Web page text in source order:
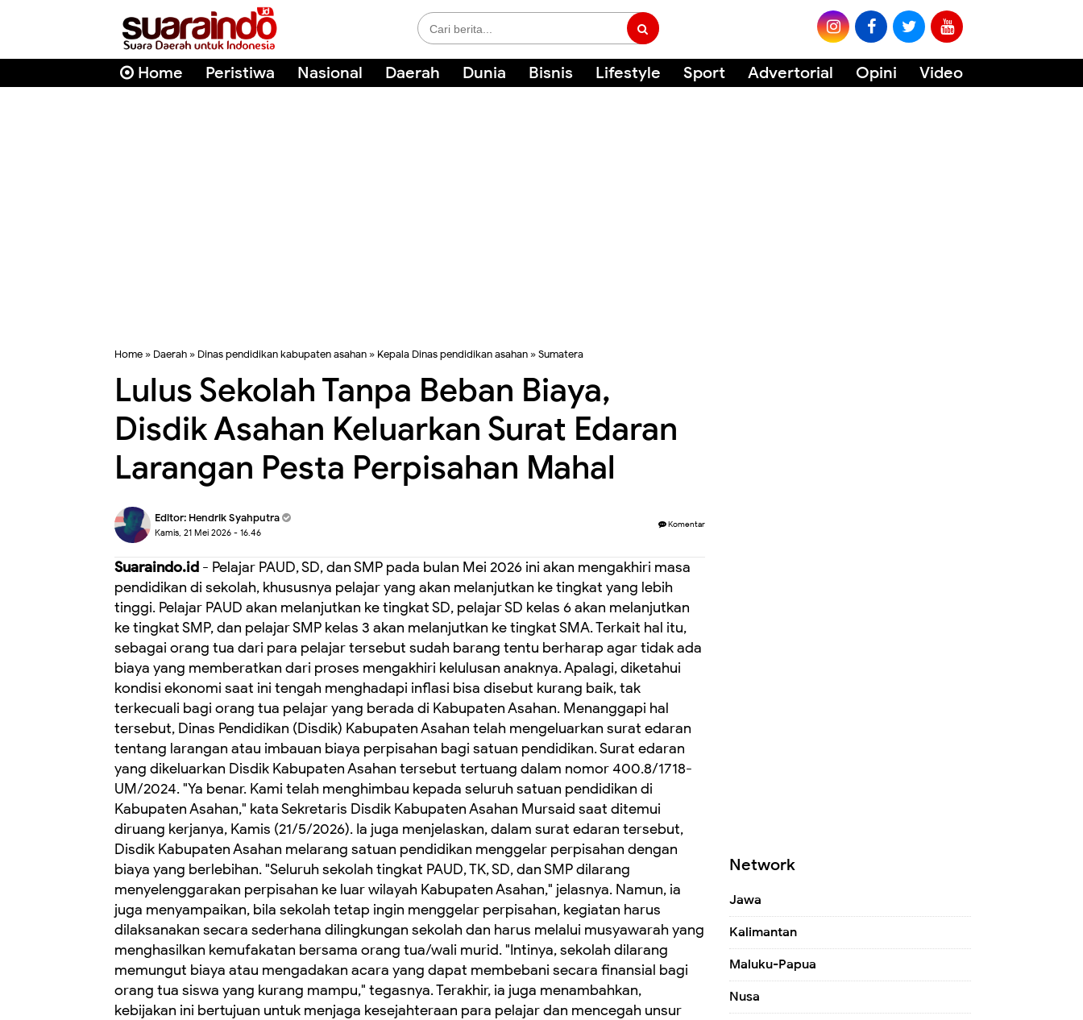
Home Peristiwa Nasional Daerah Dunia Bisnis Lifestyle Sport Advertorial Opini Video
Home » Daerah » Dinas pendidikan kabupaten asahan » Kepala Dinas pendidikan asahan »Sumatera
Lulus Sekolah Tanpa Beban Biaya,
Disdik Asahan Keluarkan Surat Edaran
Larangan Pesta Perpisahan Mahal
Editor: Hendrik Syahputra
Kamis, 21 Mei 2026 - 16.46
Komentar
Suaraindo.id - Pelajar PAUD, SD, dan SMP pada bulan Mei 2026 ini akan mengakhiri masa
pendidikan di sekolah, khususnya pelajar yang akan melanjutkan ke tingkat yang lebih
tinggi. Pelajar PAUD akan melanjutkan ke tingkat SD, pelajar SD kelas 6 akan melanjutkan
ke tingkat SMP, dan pelajar SMP kelas 3 akan melanjutkan ke tingkat SMA. Terkait hal itu,
sebagai orang tua dari para pelajar tersebut sudah barang tentu berharap agar tidak ada
biaya yang memberatkan dari proses mengakhiri kelulusan anaknya. Apalagi, diketahui
kondisi ekonomi saat ini tengah menghadapi inflasi bisa disebut kurang baik, tak
terkecuali bagi orang tua pelajar yang berada di Kabupaten Asahan. Menanggapi hal
tersebut, Dinas Pendidikan (Disdik) Kabupaten Asahan telah mengeluarkan surat edaran
tentang larangan atau imbauan biaya perpisahan bagi satuan pendidikan. Surat edaran
yang dikeluarkan Disdik Kabupaten Asahan tersebut tertuang dalam nomor 400.8/1718-
UM/2024. "Ya benar. Kami telah menghimbau kepada seluruh satuan pendidikan di
Kabupaten Asahan," kata Sekretaris Disdik Kabupaten Asahan Mursaid saat ditemui
diruang kerjanya, Kamis (21/5/2026). Ia juga menjelaskan, dalam surat edaran tersebut,
Disdik Kabupaten Asahan melarang satuan pendidikan menggelar perpisahan dengan
biaya yang berlebihan. "Seluruh sekolah tingkat PAUD, TK, SD, dan SMP dilarang
menyelenggarakan perpisahan ke luar wilayah Kabupaten Asahan," jelasnya. Namun, ia
juga menyampaikan, bila sekolah tetap ingin menggelar perpisahan, kegiatan harus
dilaksanakan secara sederhana dilingkungan sekolah dan harus melalui musyawarah yang
menghasilkan kemufakatan bersama orang tua/wali murid. "Intinya, sekolah dilarang
memungut biaya atau mengadakan acara yang dapat membebani secara finansial bagi
orang tua siswa yang kurang mampu," tegasnya. Terakhir, ia juga menambahkan,
kebijakan ini bertujuan untuk menjaga kesejahteraan para pelajar dan mencegah unsur
Network
Jawa
Kalimantan
Maluku-Papua
Nusa